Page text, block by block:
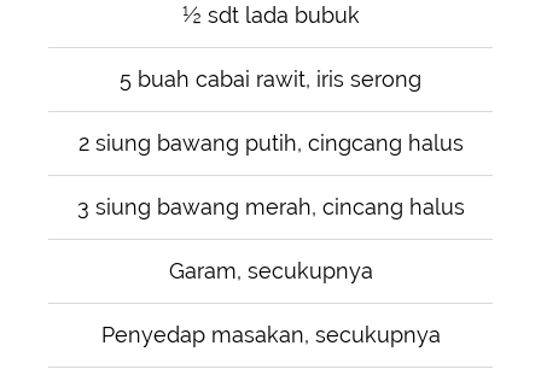
½ sdt lada bubuk
5 buah cabai rawit, iris serong
2 siung bawang putih, cingcang halus
3 siung bawang merah, cincang halus
Garam, secukupnya
Penyedap masakan, secukupnya